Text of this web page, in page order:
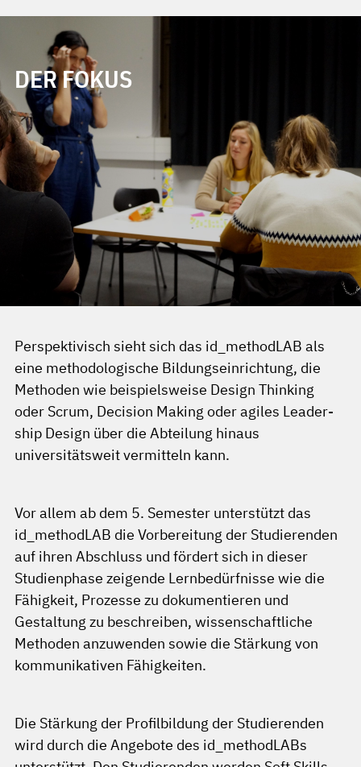
DER FOKUS
Perspektivisch sieht sich das id_methodLAB als
eine methodologische Bildungseinrichtung, die
Methoden wie beispielsweise Design Thinking
oder Scrum, Decision Making oder agiles Leader-
ship Design über die Abteilung hinaus
universitätsweit vermitteln kann.
Vor allem ab dem 5. Semester unterstützt das
id_methodLAB die Vorbereitung der Studierenden
auf ihren Abschluss und fördert sich in dieser
Studienphase zeigende Lernbedürfnisse wie die
Fähigkeit, Prozesse zu dokumentieren und
Gestaltung zu beschreiben, wissenschaftliche
Methoden anzuwenden sowie die Stärkung von
kommunikativen Fähigkeiten.
Die Stärkung der Profilbildung der Studierenden
wird durch die Angebote des id_methodLABs